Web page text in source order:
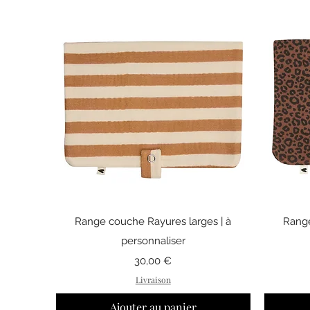
Aperçu rapide
Range couche Rayures larges | à
personnaliser
Prix
30,00 €
Livraison
Ajouter au panier